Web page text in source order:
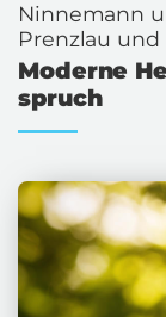
Nin­ne­mann
Prenz­lau
Mo­der­ne
spruch